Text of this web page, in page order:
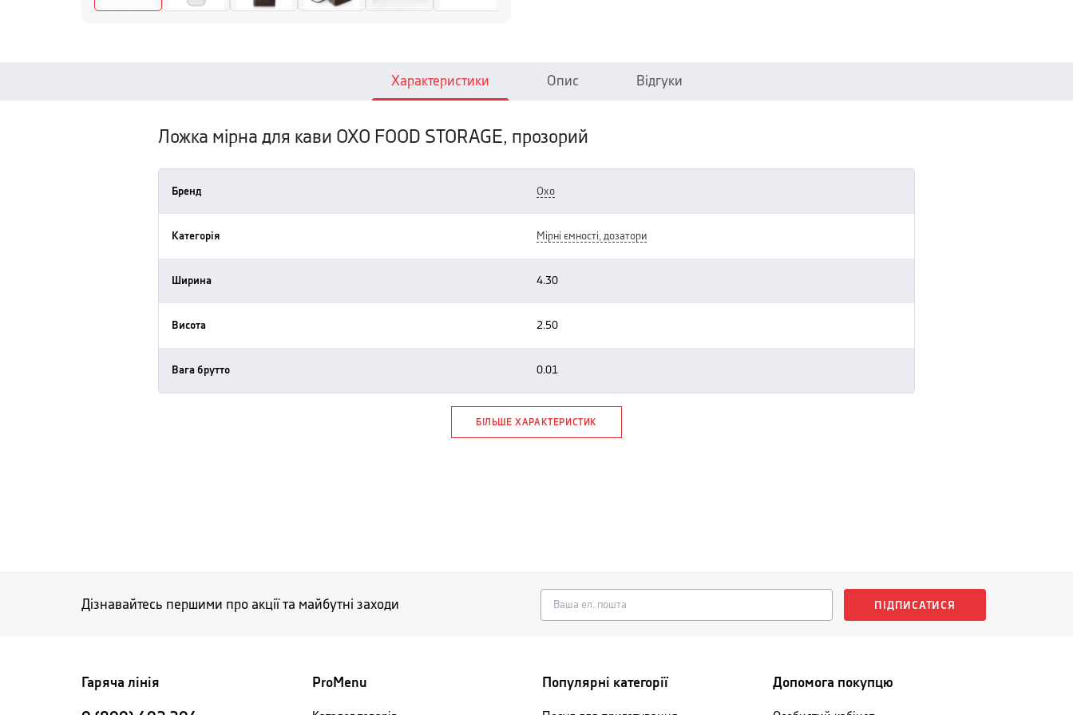
Характеристики Опис Відгуки
Ложка мірна для кави OXO FOOD STORAGE, прозорий
Бренд oxo
Категорія мірні ємності, дозатори
Ширина 4.30
Висота 2.50
Вага брутто 0.01
БІЛЬШЕ ХАРАКТЕРИСТИК
Дізнавайтесь першими про акції та майбутні заходи ПІДПИСАТИСЯ
Гаряча лінія ProMenu Популярні категорії Допомога покупцю